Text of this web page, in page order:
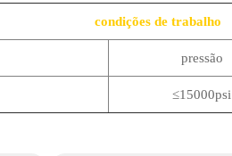
condições de trabalho
pressão
≤15000psi